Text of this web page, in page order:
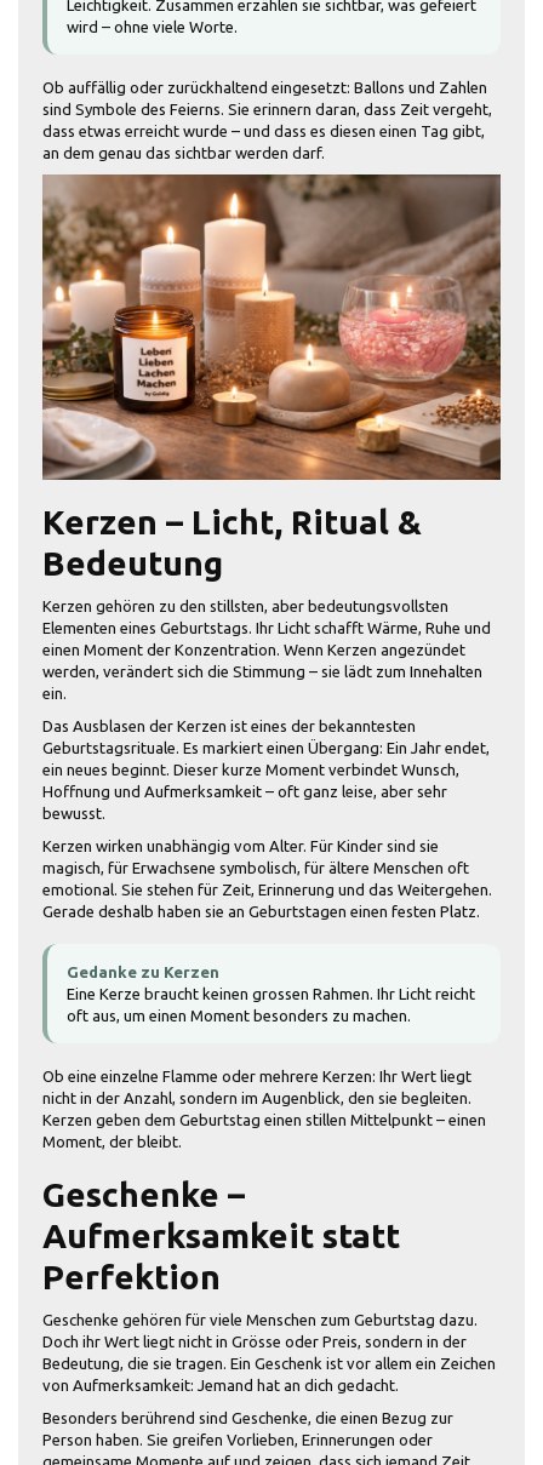
Leichtigkeit. Zusammen erzählen sie sichtbar, was gefeiert
wird – ohne viele Worte.
Ob auffällig oder zurückhaltend eingesetzt: Ballons und Zahlen
sind Symbole des Feierns. Sie erinnern daran, dass Zeit vergeht,
dass etwas erreicht wurde – und dass es diesen einen Tag gibt,
an dem genau das sichtbar werden darf.
Kerzen – Licht, Ritual &
Bedeutung
Kerzen gehören zu den stillsten, aber bedeutungsvollsten
Elementen eines Geburtstags. Ihr Licht schafft Wärme, Ruhe und
einen Moment der Konzentration. Wenn Kerzen angezündet
werden, verändert sich die Stimmung – sie lädt zum Innehalten
ein.
Das Ausblasen der Kerzen ist eines der bekanntesten
Geburtstagsrituale. Es markiert einen Übergang: Ein Jahr endet,
ein neues beginnt. Dieser kurze Moment verbindet Wunsch,
Hoffnung und Aufmerksamkeit – oft ganz leise, aber sehr
bewusst.
Kerzen wirken unabhängig vom Alter. Für Kinder sind sie
magisch, für Erwachsene symbolisch, für ältere Menschen oft
emotional. Sie stehen für Zeit, Erinnerung und das Weitergehen.
Gerade deshalb haben sie an Geburtstagen einen festen Platz.
Gedanke zu Kerzen
Eine Kerze braucht keinen grossen Rahmen. Ihr Licht reicht
oft aus, um einen Moment besonders zu machen.
Ob eine einzelne Flamme oder mehrere Kerzen: Ihr Wert liegt
nicht in der Anzahl, sondern im Augenblick, den sie begleiten.
Kerzen geben dem Geburtstag einen stillen Mittelpunkt – einen
Moment, der bleibt.
Geschenke –
Aufmerksamkeit statt
Perfektion
Geschenke gehören für viele Menschen zum Geburtstag dazu.
Doch ihr Wert liegt nicht in Grösse oder Preis, sondern in der
Bedeutung, die sie tragen. Ein Geschenk ist vor allem ein Zeichen
von Aufmerksamkeit: Jemand hat an dich gedacht.
Besonders berührend sind Geschenke, die einen Bezug zur
Person haben. Sie greifen Vorlieben, Erinnerungen oder
gemeinsame Momente auf und zeigen, dass sich jemand Zeit